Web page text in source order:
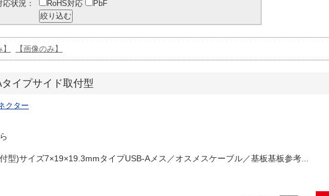
応状況：
RoHS対応 PbF
【画像のみ】
イプサイド取付型
クター
型)サイズ7×19×19.3mmタイプUSB-Aメス／オスメスケーブル／基板基板参考...